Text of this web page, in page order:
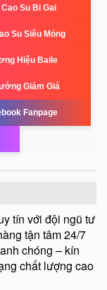
Su Bi Gai
Su Siêu Mỏng
Hiệu Baile
Giảm Giá
Fanpage
tín với đội ngũ tư
tận tâm 24/7
chóng – kín
chất lượng cao